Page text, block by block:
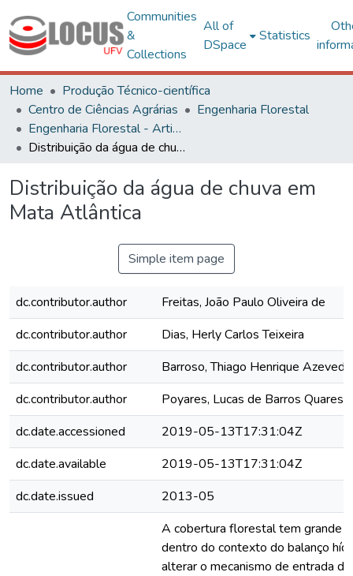
Communities
&
Collections
All of
DSpace
Statistics
Home
Produção Técnico-científica
Centro de Ciências Agrárias
Engenharia Florestal
Engenharia Florestal - Artigos
Distribuição da água de chuva em Mata Atlântica
Distribuição da água de chuva em
Mata Atlântica
Simple item page
dc.contributor.author
Freitas, João Paulo Oliveira de
dc.contributor.author
Dias, Herly Carlos Teixeira
dc.contributor.author
Barroso, Thiago Henrique Azevedo
dc.contributor.author
Poyares, Lucas de Barros
dc.date.accessioned
2019-05-13T17:31:04Z
dc.date.available
2019-05-13T17:31:04Z
dc.date.issued
2013-05
A cobertura florestal tem grande
dentro do contexto do balanço
alterar o mecanismo de entrada